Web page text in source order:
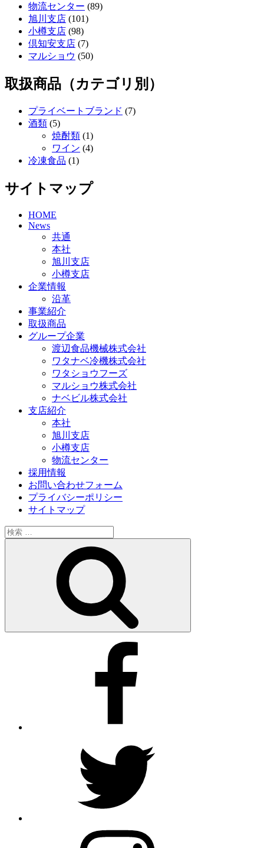
物流センター (89)
旭川支店 (101)
小樽支店 (98)
倶知安支店 (7)
マルショウ (50)
取扱商品（カテゴリ別）
プライベートブランド (7)
酒類 (5)
焼酎類 (1)
ワイン (4)
冷凍食品 (1)
サイトマップ
HOME
News
共通
本社
旭川支店
小樽支店
企業情報
沿革
事業紹介
取扱商品
グループ企業
渡辺食品機械株式会社
ワタナベ冷機株式会社
ワタショウフーズ
マルショウ株式会社
ナベビル株式会社
支店紹介
本社
旭川支店
小樽支店
物流センター
採用情報
お問い合わせフォーム
プライバシーポリシー
サイトマップ
検
索: